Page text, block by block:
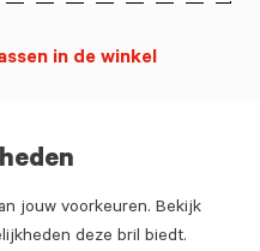
jouw voorkeuren. Bekijk
deze bril biedt.
in de winkel